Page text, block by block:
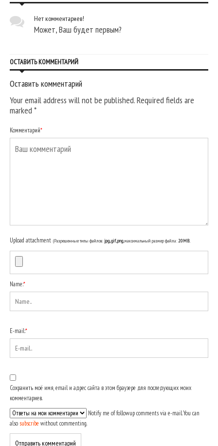
Нет комментариев!
Может, Ваш будет первым?
ОСТАВИТЬ КОММЕНТАРИЙ
Оставить комментарий
Your email address will not be published. Required fields are
marked*
Комментарий*
Upload attachment (Разрешенные типы файлов:jpg, gif, png, максимальный размер файла:20MB.
Name:*
E-mail:*
Сохранить моё имя, email и адрес сайта в этом браузере для последующих моих
комментариев.
Notify me of followup comments via e-mail. You can
also subscribe without commenting.